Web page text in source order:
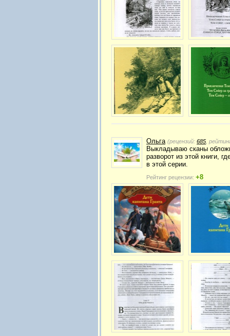
Ольга (рецензий: 685 ,
Выкладываю сканы
разворот из этой книги,
в этой серии.
Рейтинг рецензии: +8